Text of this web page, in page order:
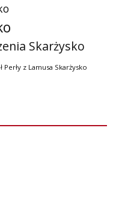
Skarżysko
Perły z Lamusa Skarżysko